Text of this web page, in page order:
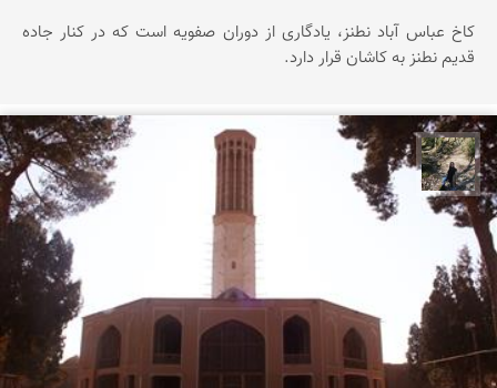
کاخ عباس آباد نطنز، یادگاری از دوران صفویه است که در کنار جاده
قدیم نطنز به کاشان قرار دارد.
مونا سلطانی